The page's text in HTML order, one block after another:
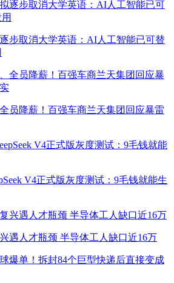
步取消大学英语：AI人工智能已可替
员降薪！百强车商兰天集团回应暴雷
V4正式版灰度测试：9毛钱就能生
遇人才瓶颈 半导体工人缺口近16万